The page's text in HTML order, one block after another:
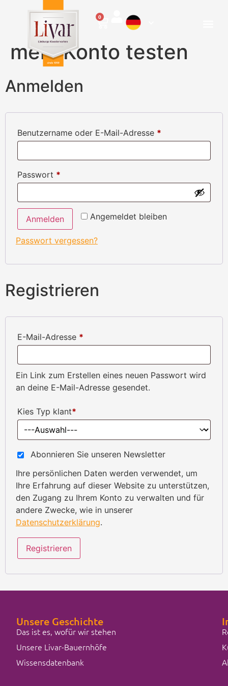
0
mein Konto testen
Anmelden
Benutzername oder E-Mail-Adresse *
Passwort *
Angemeldet bleiben
Anmelden
Passwort vergessen?
Registrieren
E-Mail-Adresse *
Ein Link zum Erstellen eines neuen Passwort wird
an deine E-Mail-Adresse gesendet.
Kies Typ klant*
Abonnieren Sie unseren Newsletter
Ihre persönlichen Daten werden verwendet, um
Ihre Erfahrung auf dieser Website zu unterstützen,
den Zugang zu Ihrem Konto zu verwalten und für
andere Zwecke, wie in unserer
Datenschutzerklärung.
Registrieren
Unsere Geschichte
Das ist es, wofür wir stehen
Unsere Livar-Bauernhöfe
Wissensdatenbank